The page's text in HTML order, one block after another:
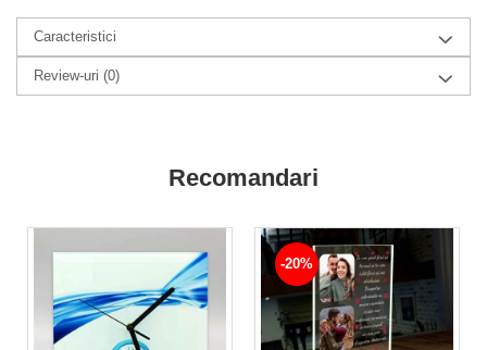
Caracteristici
Review-uri (0)
Recomandari
-20%